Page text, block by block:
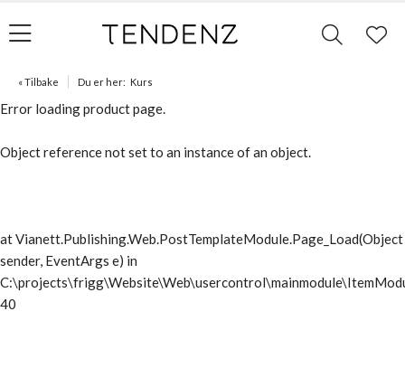
« Tilbake Du er her: Kurs
Error loading product page.
Object reference not set to an instance of an object.
at Vianett.Publishing.Web.PostTemplateModule.Page_Load(Object
sender, EventArgs e) in
40